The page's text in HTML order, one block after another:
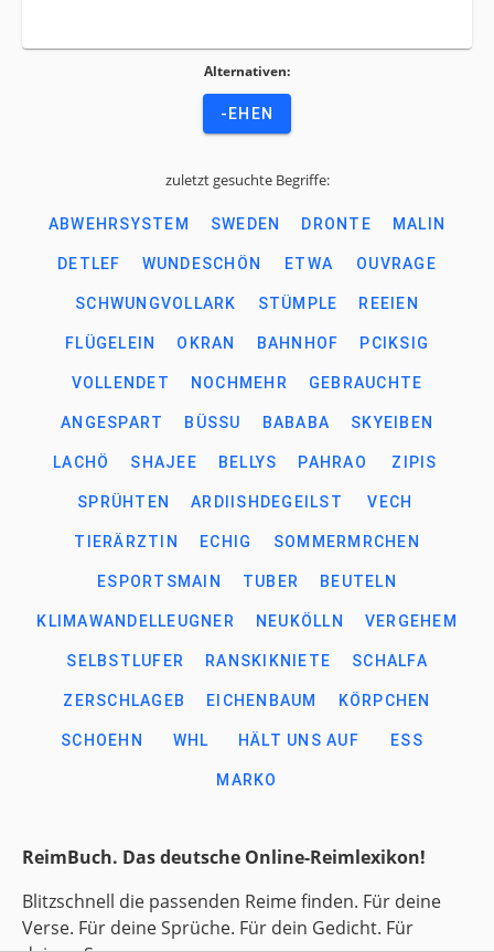
Alternativen:
-EHEN
zuletzt gesuchte Begriffe:
ABWEHRSYSTEM SWEDEN DRONTE MALIN
DETLEF WUNDESCHÖN ETWA OUVRAGE
SCHWUNGVOLLARK STÜMPLE REEIEN
FLÜGELEIN OKRAN BAHNHOF PCIKSIG
VOLLENDET NOCHMEHR GEBRAUCHTE
ANGESPART BÜSSU BABABA SKYEIBEN
LACHÖ SHAJEE BELLYS PAHRAO ZIPIS
SPRÜHTEN ARDIISHDEGEILST VECH
TIERÄRZTIN ECHIG SOMMERMRCHEN
ESPORTSMAIN TUBER BEUTELN
KLIMAWANDELLEUGNER NEUKÖLLN VERGEHEM
SELBSTLUFER RANSKIKNIETE SCHALFA
ZERSCHLAGEB EICHENBAUM KÖRPCHEN
SCHOEHN WHL HÄLT UNS AUF ESS
MARKO
ReimBuch. Das deutsche Online-Reimlexikon!
Blitzschnell die passenden Reime finden. Für deine
Verse. Für deine Sprüche. Für dein Gedicht. Für